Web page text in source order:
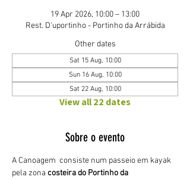
19 Apr 2026, 10:00 – 13:00
Rest. D'uportinho - Portinho da Arrábida
Other dates
Sat 15 Aug, 10:00
Sun 16 Aug, 10:00
Sat 22 Aug, 10:00
View all 22 dates
Sobre o evento
A Canoagem  consiste num passeio em kayak
pela zona costeira do Portinho da